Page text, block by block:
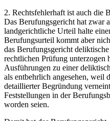
2. Rechtsfehlerhaft ist auch die
Das Berufungsgericht hat zwar
landgerichtliche Urteil halte
Berufungsurteil kommt aber
das Berufungsgericht
rechtlichen Prüfung unterzogen
Ausführungen zu einer
als entbehrlich angesehen, weil
detaillierter Begründung
Feststellungen in der
worden seien.